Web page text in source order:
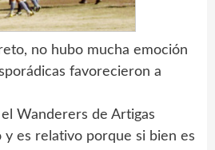
no hubo mucha emoción
favorecieron a
Wanderers de Artigas
y es relativo porque si bien es